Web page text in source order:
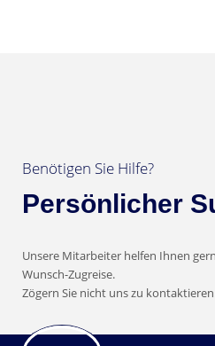
Benötigen Sie Hilfe?
Persönlicher
Unsere Mitarbeiter helfen Ihnen
Wunsch-Zugreise.
Zögern Sie nicht uns zu